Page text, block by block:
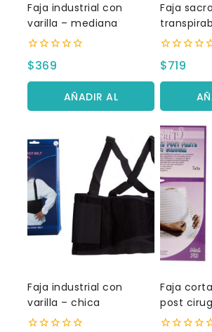
Faja industrial con
varilla – mediana
0
fuera
de
$369
AÑADIR AL
CARRITO
Faja
pulgadas
0
fuera
de
$719
Faja industrial con
varilla – chica
Faja
post